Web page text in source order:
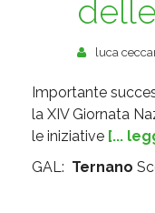
luca
Importante
la XIV Giornata
le iniziative [...
GAL: Ternano